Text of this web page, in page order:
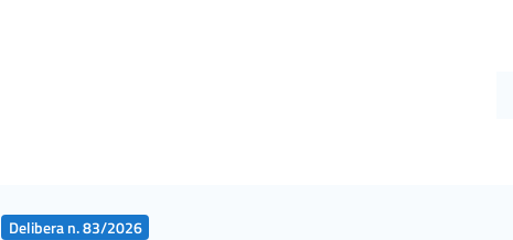
Delibera n. 83/2026